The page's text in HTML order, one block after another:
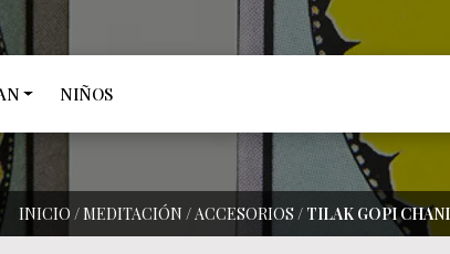
NIÑOS
INICIO /MEDITACIÓN /ACCESORIOS / TILAK GOPI